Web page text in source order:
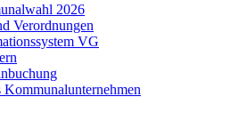
2026
Verordnungen
VG
Kommunalunternehmen